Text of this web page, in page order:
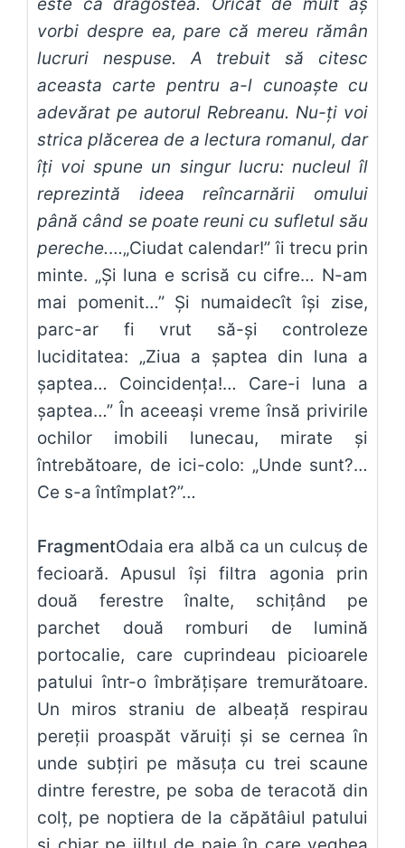
vorbi despre ea, pare că mereu rămân
lucruri nespuse. A trebuit să citesc
aceasta carte pentru a-l cunoaşte cu
adevărat pe autorul Rebreanu. Nu-ţi voi
strica plăcerea de a lectura romanul, dar
îţi voi spune un singur lucru: nucleul îl
reprezintă ideea reîncarnării omului
până când se poate reuni cu sufletul său
pereche.…„Ciudat calendar!” îi trecu prin
minte. „Şi luna e scrisă cu cifre… N-am
mai pomenit…” Şi numaidecît îşi zise,
parc-ar fi vrut să-şi controleze
luciditatea: „Ziua a şaptea din luna a
şaptea… Coincidenţa!… Care-i luna a
şaptea…” În aceeaşi vreme însă privirile
ochilor imobili lunecau, mirate şi
întrebătoare, de ici-colo: „Unde sunt?…
FragmentOdaia era albă ca un culcuș de
fecioară. Apusul își filtra agonia prin
două ferestre înalte, schițând pe
parchet două romburi de lumină
portocalie, care cuprindeau picioarele
patului într-o îmbrățișare tremurătoare.
Un miros straniu de albeață respirau
pereții proaspăt văruiți și se cernea în
unde subțiri pe măsuța cu trei scaune
dintre ferestre, pe soba de teracotă din
colț, pe noptiera de la căpătâiul patului